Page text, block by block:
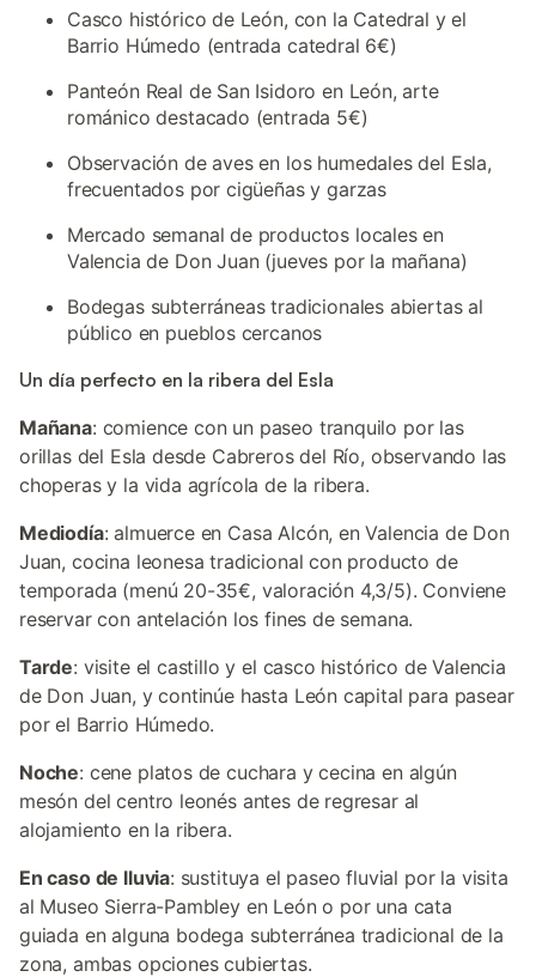
Casco histórico de León, con la Catedral y el
Barrio Húmedo (entrada catedral 6€)
Panteón Real de San Isidoro en León, arte
románico destacado (entrada 5€)
Observación de aves en los humedales del Esla,
frecuentados por cigüeñas y garzas
Mercado semanal de productos locales en
Valencia de Don Juan (jueves por la mañana)
Bodegas subterráneas tradicionales abiertas al
público en pueblos cercanos
Un día perfecto en la ribera del Esla
Mañana: comience con un paseo tranquilo por las
orillas del Esla desde Cabreros del Río, observando las
choperas y la vida agrícola de la ribera.
Mediodía: almuerce en Casa Alcón, en Valencia de Don
Juan, cocina leonesa tradicional con producto de
temporada (menú 20-35€, valoración 4,3/5). Conviene
reservar con antelación los fines de semana.
Tarde: visite el castillo y el casco histórico de Valencia
de Don Juan, y continúe hasta León capital para pasear
por el Barrio Húmedo.
Noche: cene platos de cuchara y cecina en algún
mesón del centro leonés antes de regresar al
alojamiento en la ribera.
En caso de lluvia: sustituya el paseo fluvial por la visita
al Museo Sierra-Pambley en León o por una cata
guiada en alguna bodega subterránea tradicional de la
zona, ambas opciones cubiertas.